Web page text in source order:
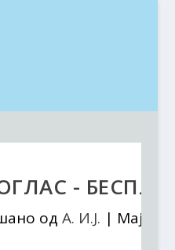
-
одА. И.J. | Мај 25,